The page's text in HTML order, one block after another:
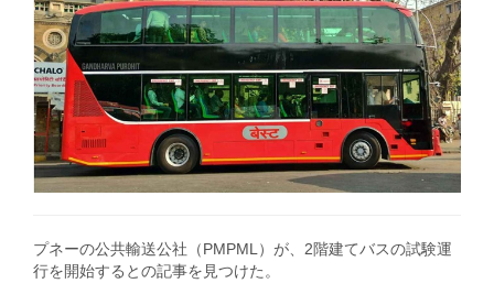
プネーの公共輸送公社（PMPML）が、2階建てバスの試験運
行を開始するとの記事を見つけた。